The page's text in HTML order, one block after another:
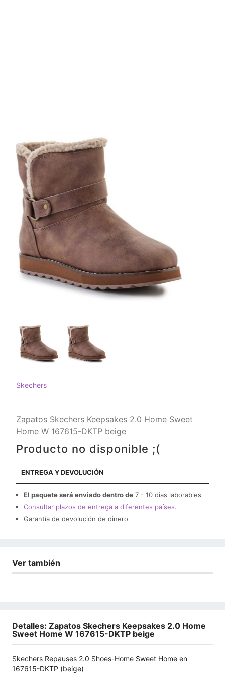
Skechers
Zapatos Skechers Keepsakes 2.0 Home Sweet
Home W 167615-DKTP beige
Producto no disponible ;(
ENTREGA Y DEVOLUCIÓN
El paquete será enviado dentro de 7 - 10 dias laborables
Consultar plazos de entrega a diferentes países.
Garantía de devolución de dinero
Ver también
Detalles: Zapatos Skechers Keepsakes 2.0 Home
Sweet Home W 167615-DKTP beige
Skechers Repauses 2.0 Shoes-Home Sweet Home en
167615-DKTP (beige)